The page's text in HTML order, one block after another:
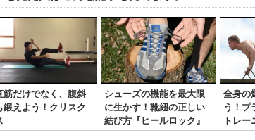
筋だけでなく、腹斜
鍛えよう！クリスク
シューズの機能を最大限
に生かす！靴紐の正しい
結び方『ヒールロック』
全身の
う！プ
トレー
＆コツ